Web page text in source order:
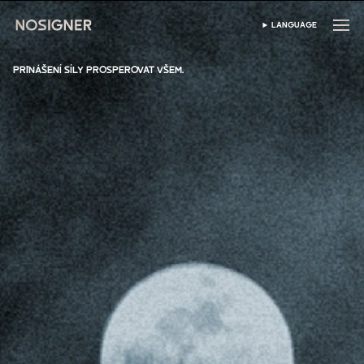
DOMŮ VYBRAT JAZYK
LANGUAGE
PŘINÁŠENÍ SÍLY PROSPEROVAT VŠEM.